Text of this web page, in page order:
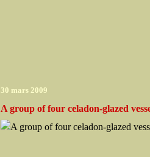
30 mars 2009
A group of four celadon-glazed